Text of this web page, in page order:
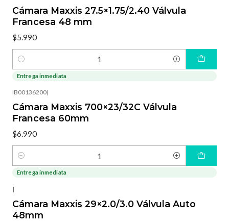
Cámara Maxxis 27.5×1.75/2.40 Válvula
Francesa 48 mm
$5.990
Cantidad
Entrega inmediata
IB00136200|
Cámara Maxxis 700×23/32C Válvula
Francesa 60mm
$6.990
Cantidad
Entrega inmediata
|
Cámara Maxxis 29×2.0/3.0 Válvula Auto
48mm